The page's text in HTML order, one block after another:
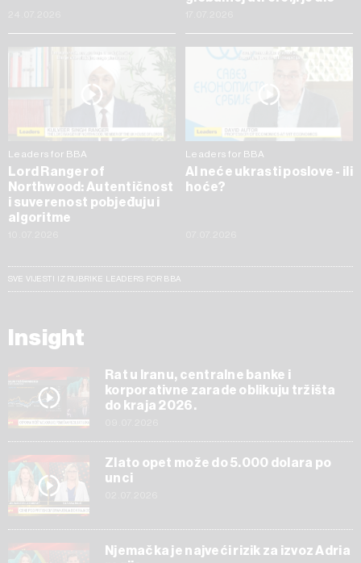
Leaders for BBA
Lord Ranger of
Northwood: Autentičnost
i suverenost pobjeđuju i
algoritme
Leaders for BBA
AI neće ukrasti poslove - ili
hoće?
SVE VIJESTI IZ RUBRIKE LEADERS FOR BBA
Insight
Rat u Iranu, centralne banke i
korporativne zarade oblikuju tržišta
do kraja 2026.
Zlato opet može do 5.000 dolara po
unci
Njemačka je najveći rizik za izvoz Adria